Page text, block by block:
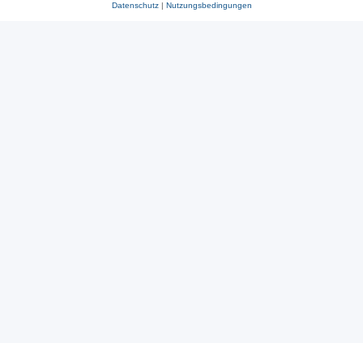
Datenschutz| Nutzungsbedingungen